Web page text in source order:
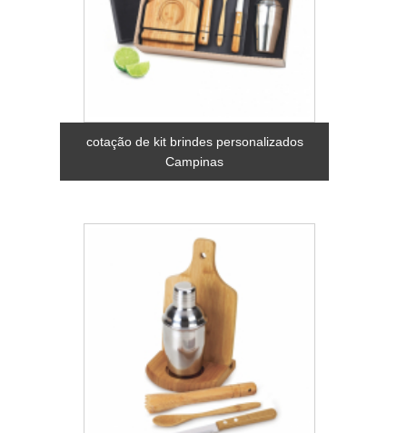
cotação de kit brindes personalizados
Campinas